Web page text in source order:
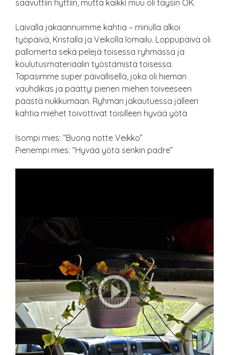
saavuttiin hyttiin, mutta kaikki muu oli täysin OK.
Laivalla jakaannuimme kahtia – minulla alkoi
työpäivä, Kristalla ja Veikolla lomailu. Loppupäivä oli
pallomerta sekä pelejä toisessa ryhmässä ja
koulutusmateriaalin työstämistä toisessa.
Tapasimme super päivällisellä, joka oli hieman
vauhdikas ja päättyi pienen miehen toiveeseen
päästä nukkumaan. Ryhmän jakautuessa jälleen
kahtia miehet toivottivat toisilleen hyvää yötä
Isompi mies: “Buona notte Veikko”
Pienempi mies: “Hyvää yötä senkin padre”